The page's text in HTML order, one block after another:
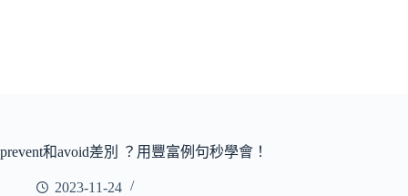
prevent和avoid差別 ？用豐富例句秒學會！
2023-11-24